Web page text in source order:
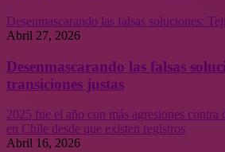
Desenmascarando las falsas soluciones:
Abril 27, 2026
Desenmascarando las falsas
transiciones justas
2025 fue el año con más agresiones contra
en Chile desde que existen registros
Abril 16, 2026